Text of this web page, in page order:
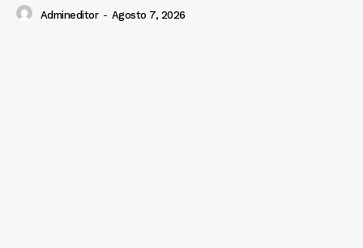
Admineditor - Agosto 7, 2026